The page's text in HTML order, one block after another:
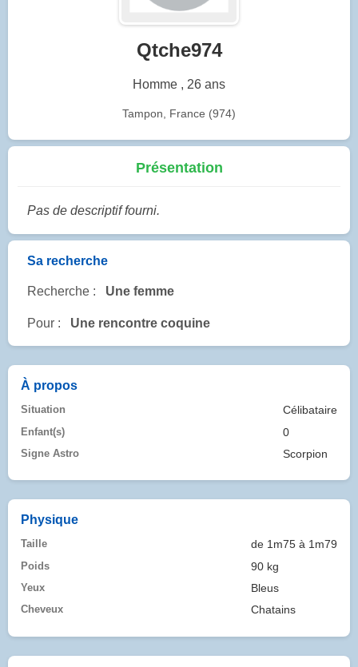
Qtche974
Homme , 26 ans
Tampon, France (974)
Présentation
Pas de descriptif fourni.
Sa recherche
Recherche : Une femme
Pour : Une rencontre coquine
À propos
Situation Célibataire
Enfant(s) 0
Signe Astro Scorpion
Physique
Taille de 1m75 à 1m79
Poids 90 kg
Yeux Bleus
Cheveux Chatains